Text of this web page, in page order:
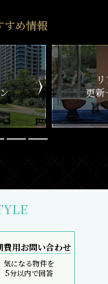
め情報
新
費用お問い合わせ
気になる物件を
5分以内で回答